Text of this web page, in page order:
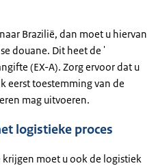
Brazilië, dan moet u hiervan
douane. Dit heet de '
(EX-A). Zorg ervoor dat u
eerst toestemming van de
mag uitvoeren.
logistieke proces
moet u ook de logistiek